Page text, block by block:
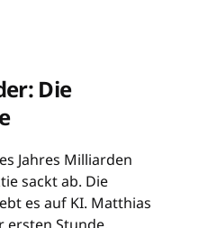
Die
Jahres Milliarden
sackt ab. Die
es auf KI. Matthias
ersten Stunde,